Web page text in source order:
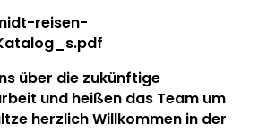
reisen-
über die zukünftige
und heißen das Team um
herzlich Willkommen in der